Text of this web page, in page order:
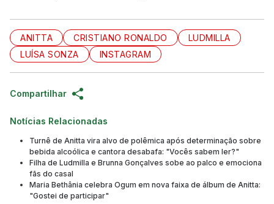
ANITTA CRISTIANO RONALDO
LUDMILLA
LUÍSA SONZA
INSTAGRAM
Compartilhar
Notícias Relacionadas
Turnê de Anitta vira alvo de polêmica após determinação sobre
bebida alcoólica e cantora desabafa: "Vocês sabem ler?"
Filha de Ludmilla e Brunna Gonçalves sobe ao palco e emociona
fãs do casal
Maria Bethânia celebra Ogum em nova faixa de álbum de Anitta:
"Gostei de participar"